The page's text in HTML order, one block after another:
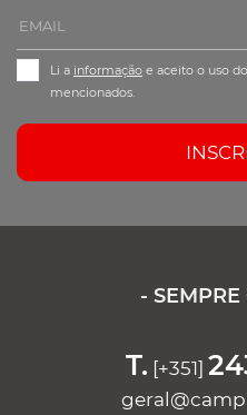
Li a informação e aceito o uso
mencionados.
-
T. [+351]